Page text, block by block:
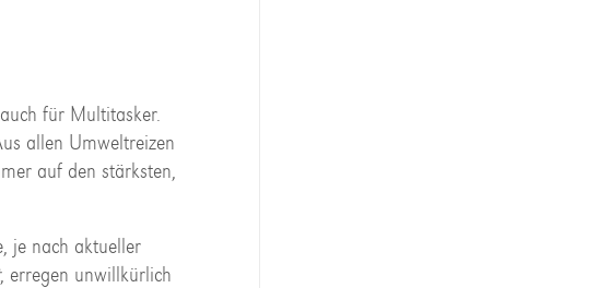
für Multitasker.
allen Umweltreizen
auf den stärksten,
je nach aktueller
, erregen unwillkürlich